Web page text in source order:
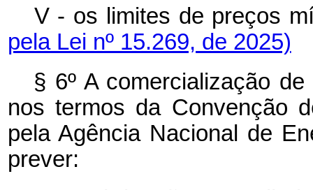
V - os limites de preços
pela Lei nº 15.269, de 2025)
§ 6º A comercialização
nos termos da Convenção
pela Agência Nacional de
prever: